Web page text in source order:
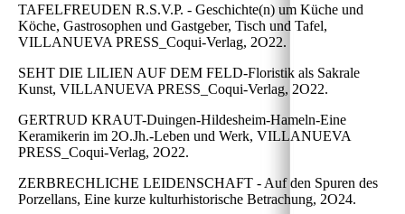
TAFELFREUDEN R.S.V.P. - Geschichte(n) um Küche und
Köche, Gastrosophen und Gastgeber, Tisch und Tafel,
VILLANUEVA PRESS_Coqui-Verlag, 2O22.
SEHT DIE LILIEN AUF DEM FELD-Floristik als Sakrale
Kunst, VILLANUEVA PRESS_Coqui-Verlag, 2O22.
GERTRUD KRAUT-Duingen-Hildesheim-Hameln-Eine
Keramikerin im 2O.Jh.-Leben und Werk, VILLANUEVA
PRESS_Coqui-Verlag, 2O22.
ZERBRECHLICHE LEIDENSCHAFT - Auf den Spuren des
Porzellans, Eine kurze kulturhistorische Betrachung, 2O24.